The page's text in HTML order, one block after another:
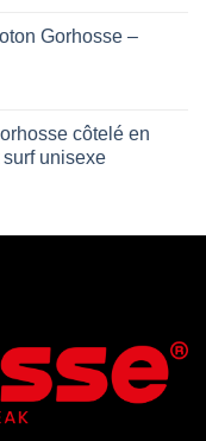
Gorhosse –
côtelé en
unisexe